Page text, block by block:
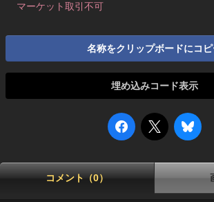
マーケット取引不可
名称をクリップボードにコ
埋め込みコード表示
コメント（0）